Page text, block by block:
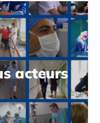
acteurs